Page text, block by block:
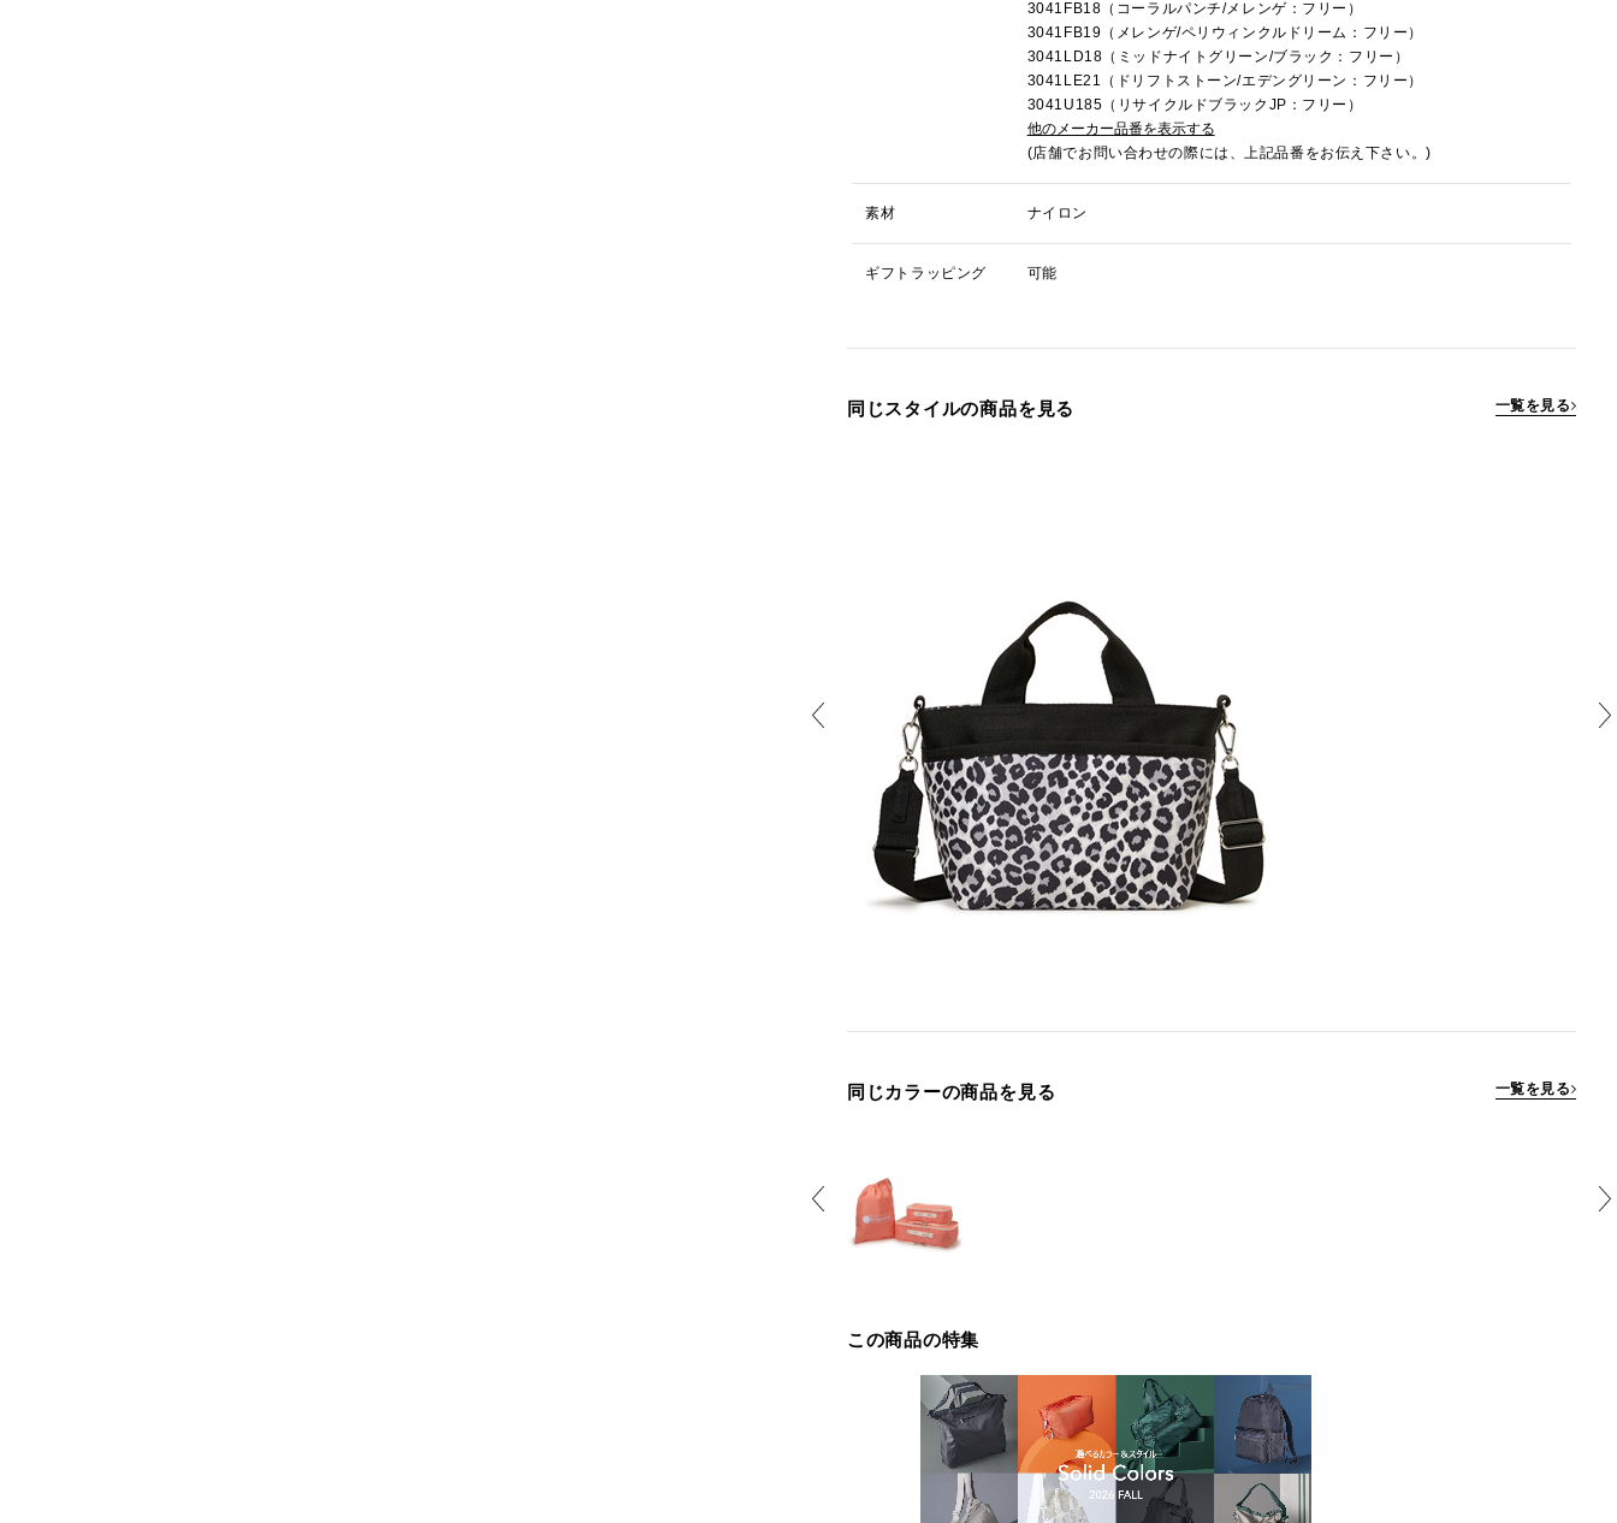
3041FB18（コーラルパンチ/メレンゲ：フリー）
3041FB19（メレンゲ/ペリウィンクルドリーム：フリー）
3041LD18（ミッドナイトグリーン/ブラック：フリー）
3041LE21（ドリフトストーン/エデングリーン：フリー）
3041U185（リサイクルドブラックJP：フリー）
他のメーカー品番を表示する
(店舗でお問い合わせの際には、上記品番をお伝え下さい。)
素材 ナイロン
ギフトラッピング 可能
同じスタイルの商品を見る 一覧を見る
同じカラーの商品を見る 一覧を見る
この商品の特集